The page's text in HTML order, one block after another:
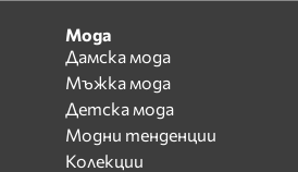
Мода
Дамска мода
Мъжка мода
Детска мода
Модни тенденции
Колекции